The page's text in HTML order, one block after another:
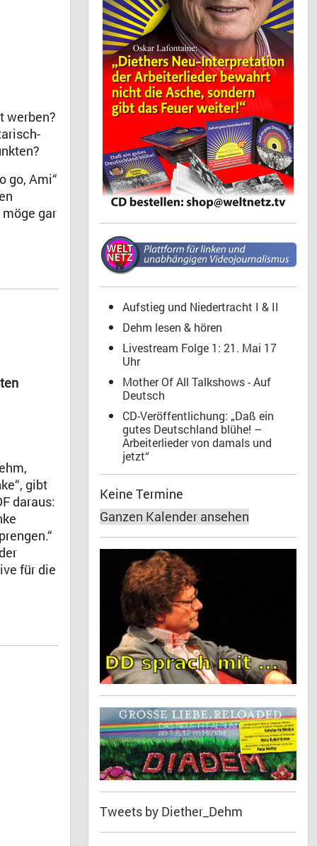
werben?
go, Ami“
gar
gibt
daraus:
für die
Aufstieg und Niedertracht I & II
Dehm lesen & hören
Livestream Folge 1: 21. Mai 17
Uhr
Mother Of All Talkshows - Auf
Deutsch
CD-Veröffentlichung: „Daß ein
gutes Deutschland blühe! –
Arbeiterlieder von damals und
jetzt“
Keine Termine
Ganzen Kalender ansehen
Tweets by Diether_Dehm